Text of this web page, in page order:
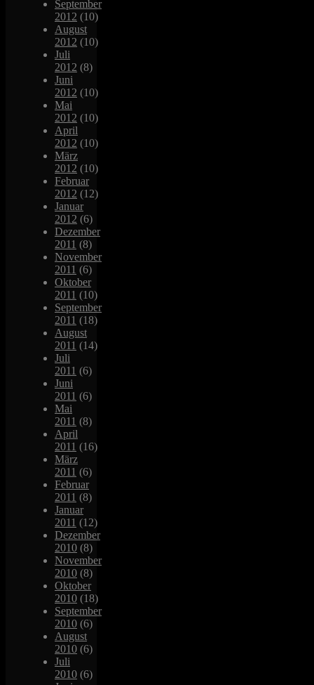
September
2012 (10)
August
2012 (10)
Juli
2012 (8)
Juni
2012 (10)
Mai
2012 (10)
April
2012 (10)
März
2012 (10)
Februar
2012 (12)
Januar
2012 (6)
Dezember
2011 (8)
November
2011 (6)
Oktober
2011 (10)
September
2011 (18)
August
2011 (14)
Juli
2011 (6)
Juni
2011 (6)
Mai
2011 (8)
April
2011 (16)
März
2011 (6)
Februar
2011 (8)
Januar
2011 (12)
Dezember
2010 (8)
November
2010 (8)
Oktober
2010 (18)
September
2010 (6)
August
2010 (6)
Juli
2010 (6)